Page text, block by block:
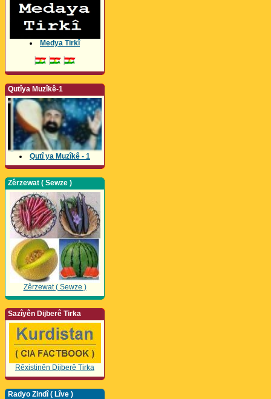
Medya Tirkî
Qutîya Muzîkê-1
Qutî ya Muzîkê - 1
Zêrzewat ( Sewze )
Zêrzewat ( Sewze )
Sazîyên Dijberê Tirka
Rêxistinên Dijberê Tirka
Radyo Zindî ( Lîve )